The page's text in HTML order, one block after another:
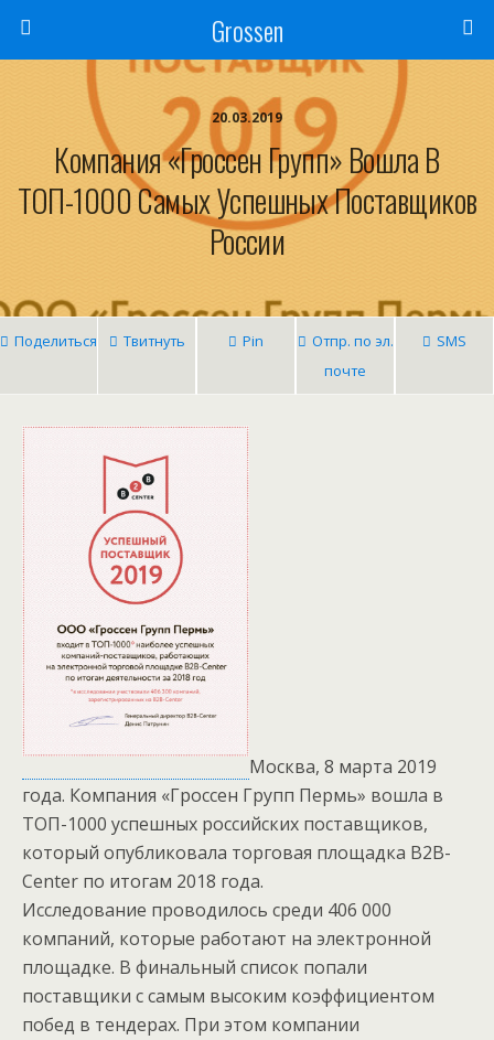
Grossen
20.03.2019
Компания «Гроссен Групп» Вошла В
ТОП-1000 Самых Успешных Поставщиков
России
Поделиться Твитнуть Pin
Отпр. по эл.
почте
SMS
Москва, 8 марта 2019
года. Компания «Гроссен Групп Пермь» вошла в
ТОП-1000 успешных российских поставщиков,
который опубликовала торговая площадка B2B-
Center по итогам 2018 года.
Исследование проводилось среди 406 000
компаний, которые работают на электронной
площадке. В финальный список попали
поставщики с самым высоким коэффициентом
побед в тендерах. При этом компании